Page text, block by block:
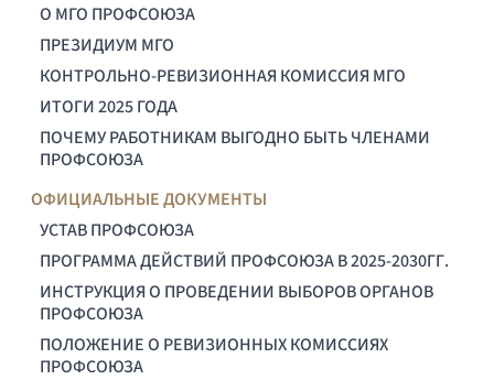
О МГО ПРОФСОЮЗА
ПРЕЗИДИУМ МГО
КОНТРОЛЬНО-РЕВИЗИОННАЯ КОМИССИЯ МГО
ИТОГИ 2025 ГОДА
ПОЧЕМУ РАБОТНИКАМ ВЫГОДНО БЫТЬ ЧЛЕНАМИ
ПРОФСОЮЗА
ОФИЦИАЛЬНЫЕ ДОКУМЕНТЫ
УСТАВ ПРОФСОЮЗА
ПРОГРАММА ДЕЙСТВИЙ ПРОФСОЮЗА В 2025-2030ГГ.
ИНСТРУКЦИЯ О ПРОВЕДЕНИИ ВЫБОРОВ ОРГАНОВ
ПРОФСОЮЗА
ПОЛОЖЕНИЕ О РЕВИЗИОННЫХ КОМИССИЯХ
ПРОФСОЮЗА